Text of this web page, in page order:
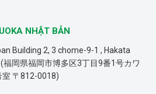
NHẬT BẢN
Building 2, 3 chome-9-1 , Hakata
福岡県福岡市博多区3丁目9番1号カワ
〒812-0018)